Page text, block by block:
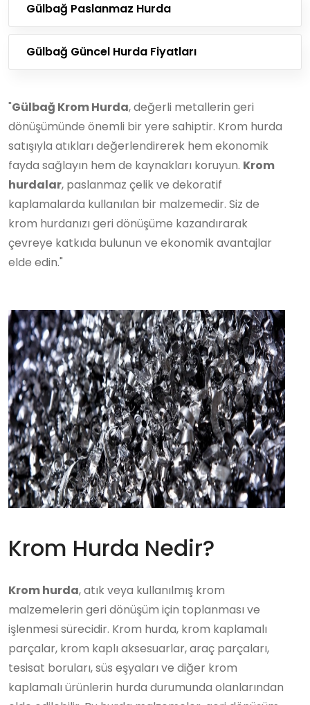
Gülbağ Paslanmaz Hurda
Gülbağ Güncel Hurda Fiyatları
"Gülbağ Krom Hurda, değerli metallerin geri
dönüşümünde önemli bir yere sahiptir. Krom hurda
satışıyla atıkları değerlendirerek hem ekonomik
fayda sağlayın hem de kaynakları koruyun. Krom
hurdalar, paslanmaz çelik ve dekoratif
kaplamalarda kullanılan bir malzemedir. Siz de
krom hurdanızı geri dönüşüme kazandırarak
çevreye katkıda bulunun ve ekonomik avantajlar
elde edin."
Krom Hurda Nedir?
Krom hurda, atık veya kullanılmış krom
malzemelerin geri dönüşüm için toplanması ve
işlenmesi sürecidir. Krom hurda, krom kaplamalı
parçalar, krom kaplı aksesuarlar, araç parçaları,
tesisat boruları, süs eşyaları ve diğer krom
kaplamalı ürünlerin hurda durumunda olanlarından